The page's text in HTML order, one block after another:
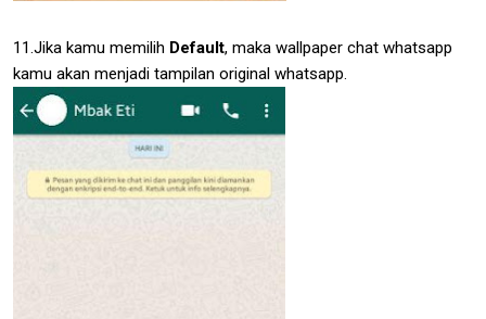
11.Jika kamu memilih Default, maka wallpaper chat whatsapp
kamu akan menjadi tampilan original whatsapp.